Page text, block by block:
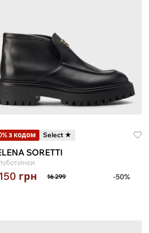
з кодом Select ★
SORETTI
грн 16 299
-50%